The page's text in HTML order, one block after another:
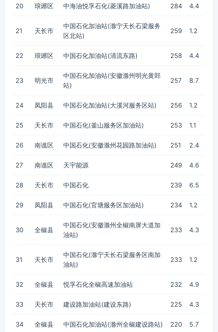
20 琅琊区 中海油悦孚石化(菱溪路加油站) 284 4.4
21 天长市
中国石化加油站(滁宁天长石梁服务
区北站)
259 1.2
22 琅琊区 中国石化加油站(清流东路) 258 4.4
23 明光市
中国石化加油站(安徽滁州明光黄郢
站)
257 8.7
24 凤阳县 中国石化加油站(大溪河服务区站) 256 1.2
25 天长市 中国石化(釜山服务区加油站) 253 1.1
26 南谯区 中国石化(安徽滁州花园路加油站) 251 2.4
27 南谯区 天宇能源 249 4.6
28 天长市 中国石化 239 6.5
29 凤阳县 中国石化(官塘服务区加油站) 234 1.2
30 全椒县
中国石化(安徽滁州全椒南屏大道加
油站)
233 4.3
31 天长市
中国石化(滁宁天长石梁服务区南加
油站)
233 1.2
32 全椒县 悦孚石化全椒高速加油站 232 4.9
33 天长市 建设路加油站(建设东路) 225 4.3
34 全椒县 中国石化加油站(滁州全椒建设路站) 220 5.7